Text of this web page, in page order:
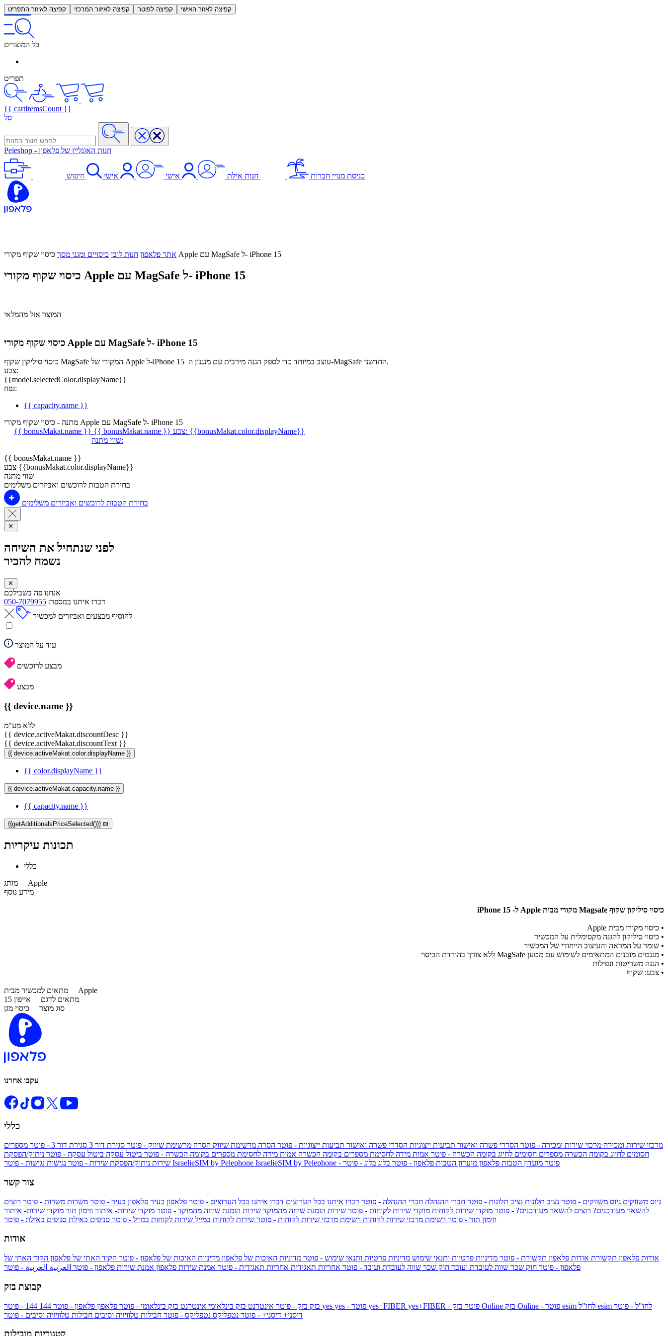
קפיצה לאיזור התפריט קפיצה לאיזור המרכזי קפיצה לפוטר קפיצה לאזור האישי
כל המוצרים
תפריט
{{ cartItemsCount }}
סל
Peleshop - חנות האונליין של פלאפון
כניסת מנויי חברות חנות אילת אישי אישי חיפוש
אתר פלאפון חנות לובי כיסויים ומגני מסך כיסוי שקוף מקורי Apple עם MagSafe ל- iPhone 15
כיסוי שקוף מקורי Apple עם MagSafe ל- iPhone 15
המוצר אזל מהמלאי
כיסוי שקוף מקורי Apple עם MagSafe ל- iPhone 15
כיסוי סיליקון שקוף MagSafe המקורי של Apple ל-iPhone 15 עוצב במיוחד כדי לספק הגנה מירבית עם מנגנון ה-MagSafe החדשני.
צבע:
{{model.selectedColor.displayName}}
נפח:
{{ capacity.name }}
מתנה - כיסוי שקוף מקורי Apple עם MagSafe ל- iPhone 15
{{ bonusMakat.name }} {{ bonusMakat.name }} צבע: {{bonusMakat.color.displayName}}
שווי מתנה:
{{ bonusMakat.name }}
צבע {{bonusMakat.color.displayName}}
שווי מתנה
בחירת הטבות לרוכשים ואביזרים משלימים
בחירת הטבות לרוכשים ואביזרים משלימים
✕
לפני שנתחיל את השיחה
נשמח להכיר
✕
אנחנו פה בשבילכם
דברו איתנו במספר: 050-7079955
להוסיף מבצעים ואביזרים למכשיר
עוד על המוצר
מבצע לרוכשים
מבצע
{{ device.name }}
ללא מע"מ
{{ device.activeMakat.discountDesc }}
{{ device.activeMakat.discountText }}
{{ device.activeMakat.color.displayName }}
{{ color.displayName }}
{{ device.activeMakat.capacity.name }}
{{ capacity.name }}
{{getAdditionalsPriceSelected()}} ₪
תכונות עיקריות
כללי
מותג Apple
מידע נוסף
כיסוי סיליקון שקוף Magsafe מקורי מבית Apple ל- iPhone 15
• כיסוי מקורי מבית Apple
• כיסוי סיליקון להגנה מקסימלית על המכשיר
• שומר על המראה והעיצוב הייחודי של המכשיר
• מגנטים מובנים המתאימים לשימוש עם מטען MagSafe ללא צורך בהורדת הכיסוי
• הגנה משריטות ונפילות
• צבע: שקוף
מתאים למכשיר מבית Apple
מתאים לדגם אייפון 15
סוג מוצר כיסוי מגן
עקבו אחרנו
כללי
מרכזי שירות ומכירה מרכזי שירות ומכירה - פוטר הסדרי פשרה ואישור תביעות ייצוגיות הסדרי פשרה ואישור תביעות ייצוגיות - פוטר הסרה מרשימת שיווק הסרה מרשימת שיווק - פוטר סגירת דור 3 סגירת דור 3 - פוטר
מספרים
חסומים לחיוג בקומה הכשרה מספרים חסומים לחיוג בקומה הכשרה - פוטר אמות מידה לחסימת מספרים בקומה הכשרה אמות מידה לחסימת מספרים בקומה הכשרה - פוטר ביטול עסקה ביטול עסקה - פוטר ניתוק/הפסקת
שירות ניתוק/הפסקת שירות - פוטר נגישות IsraelieSIM by Pelephone IsraelieSIM by Pelephone - פוטר מועדון הטבות פלאפון מועדון הטבות פלאפון - פוטר בלוג בלוג - פוטר
צור קשר
גיוס משווקים גיוס משווקים - פוטר נציב תלונות נציב תלונות - פוטר חברי ההנהלה חברי ההנהלה - פוטר דברו איתנו בכל הערוצים דברו איתנו בכל הערוצים - פוטר פלאפון בעיר פלאפון בעיר - פוטר משרות משרות - פוטר רוצים
להשאר מעודכנים? רוצים להשאר מעודכנים? - פוטר מוקדי שירות לקוחות מוקדי שירות לקוחות - פוטר שירות הזמנת שיחה מהמוקד שירות הזמנת שיחה מהמוקד - פוטר מוקדי שירות- איתור וזימון תור מוקדי שירות- איתור
וזימון תור - פוטר רשימת מרכזי שירות לקוחות רשימת מרכזי שירות לקוחות - פוטר שירות לקוחות במייל שירות לקוחות במייל - פוטר סניפים באילת סניפים באילת - פוטר
אודות
אודות פלאפון תקשורת אודות פלאפון תקשורת - פוטר מדיניות פרטיות ותנאי שימוש מדיניות פרטיות ותנאי שימוש - פוטר מדיניות האיכות של פלאפון מדיניות האיכות של פלאפון - פוטר הקוד האתי של פלאפון הקוד האתי של
פלאפון - פוטר חוק שכר שווה לעובדת ועובד חוק שכר שווה לעובדת ועובד - פוטר אחריות תאגידית אחריות תאגידית - פוטר אמנת שירות פלאפון אמנת שירות פלאפון - פוטר العربية العربية - פוטר
קבוצת בזק
בזק בזק - פוטר אינטרנט בזק בינלאומי אינטרנט בזק בינלאומי - פוטר פלאפון פלאפון - פוטר 144 yes yes+FIBER yes+FIBER - פוטר בזק Online
esim לחו"ל - פוטר
דיסני+ דיסני+ - פוטר נטפליקס נטפליקס - פוטר חבילות טלוויזיה וסיבים חבילות טלוויזיה וסיבים - פוטר